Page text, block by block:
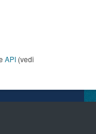
API (vedi